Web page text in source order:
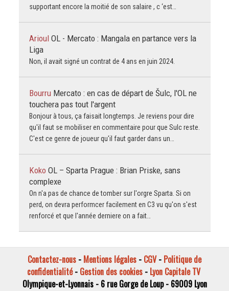
supportant encore la moitié de son salaire , c ‘est…
Arioul OL - Mercato : Mangala en partance vers la
Liga
Non, il avait signé un contrat de 4 ans en juin 2024.
Bourru Mercato : en cas de départ de Šulc, l'OL ne
touchera pas tout l'argent
Bonjour à tous, ça faisait longtemps. Je reviens pour dire
qu'il faut se mobiliser en commentaire pour que Sulc reste.
C'est ce genre de joueur qu'il faut garder dans un…
Koko OL – Sparta Prague : Brian Priske, sans
complexe
On n'a pas de chance de tomber sur l'orgre Sparta. Si on
perd, on devra performcer facilement en C3 vu qu'on s'est
renforcé et que l'année derniere on a fait…
Contactez-nous - Mentions légales - CGV- Politique de
confidentialité- Gestion des cookies- Lyon Capitale TV
Olympique-et-Lyonnais - 6 rue Gorge de Loup - 69009 Lyon